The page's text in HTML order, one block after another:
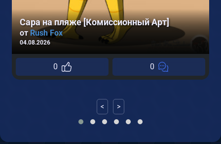
Сара на пляже [Комиссионный Арт]
отRush Fox
04.08.2026
0 0
< >